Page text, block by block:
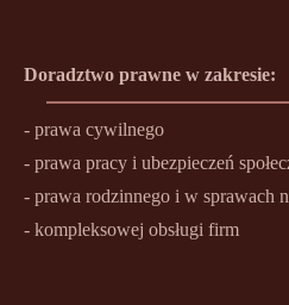
Doradztwo prawne w zakresie:
- prawa cywilnego
- prawa pracy i ubezpieczeń
- prawa rodzinnego i w sprawach
- kompleksowej obsługi firm